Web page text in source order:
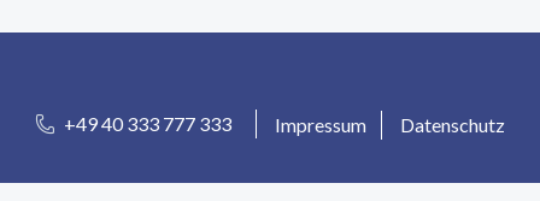
+49 40 333 777 333 Impressum Datenschutz